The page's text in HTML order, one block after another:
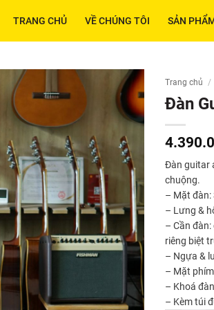
TRANG CHỦ VỀ CHÚNG TÔI SẢN
Trang chủ /
Đàn
Đàn guitar
chuộng.
– Mặt đàn:
– Lưng &
– Cần
riêng biệt
– Ngựa &
– Mặt
– Khoá
– Kèm túi